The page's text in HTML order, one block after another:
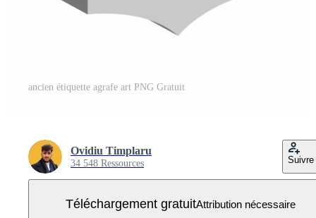
ancien étiquette agrafe art PNG Gratuit
Ovidiu Timplaru
34 548 Ressources Suivre
Téléchargement gratuitAttribution nécessaire